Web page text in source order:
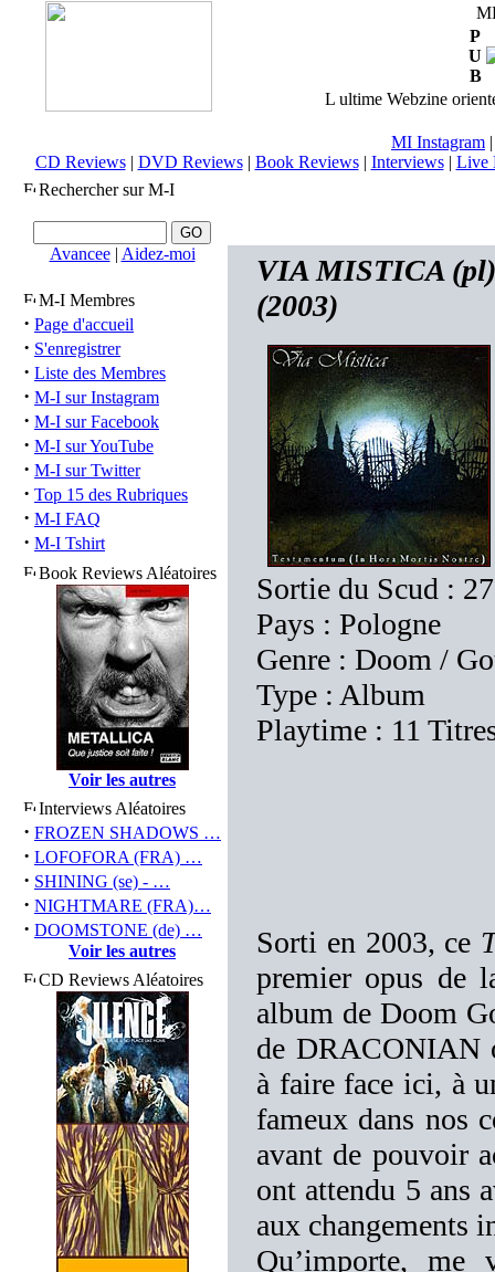
P
U
B
L ultime Webzine
MI Instagram
CD Reviews| DVD Reviews| Book Reviews| Interviews| Live
Rechercher sur M-I
Avancee| Aidez-moi
M-I Membres
· Page d'accueil
· S'enregistrer
· Liste des Membres
· M-I sur Instagram
· M-I sur Facebook
· M-I sur YouTube
· M-I sur Twitter
· Top 15 des Rubriques
· M-I FAQ
· M-I Tshirt
Book Reviews Aléatoires
Voir les autres
Interviews Aléatoires
· FROZEN SHADOWS …
· LOFOFORA (FRA) …
· SHINING (se) - …
· NIGHTMARE (FRA)…
· DOOMSTONE (de) …
Voir les autres
CD Reviews Aléatoires
VIA MISTICA
(2003)
Sortie du Scud :
Pays : Pologne
Genre : Doom /
Type : Album
Playtime : 11
Sorti en 2003, ce
premier opus de
album de Doom
de DRACONIAN
à faire face ici, à
fameux dans nos
avant de pouvoir
ont attendu 5 ans
aux changements
Qu’importe,